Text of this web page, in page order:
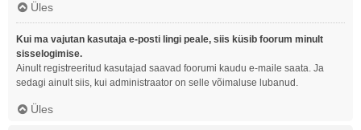
Üles
Kui ma vajutan kasutaja e-posti lingi peale, siis küsib foorum minult
sisselogimise.
Ainult registreeritud kasutajad saavad foorumi kaudu e-maile saata. Ja
sedagi ainult siis, kui administraator on selle võimaluse lubanud.
Üles